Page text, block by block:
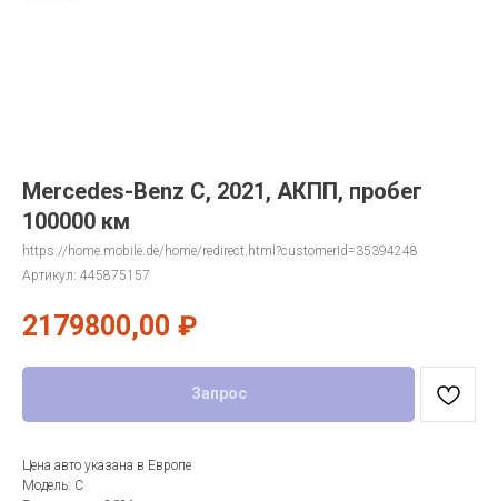
Mercedes-Benz C, 2021, АКПП, пробег
100000 км
https://home.mobile.de/home/redirect.html?customerId=35394248
Артикул: 445875157
2179800,00 ₽
Запрос
Цена авто указана в Европе
Модель: C